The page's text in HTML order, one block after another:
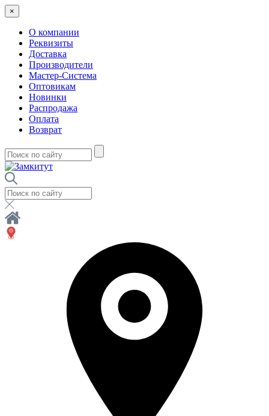
×
О компании
Реквизиты
Доставка
Производители
Мастер-Система
Оптовикам
Новинки
Распродажа
Оплата
Возврат